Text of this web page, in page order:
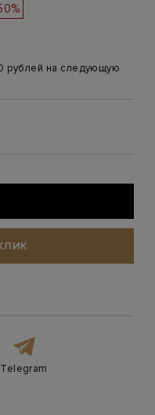
рублей на следующую
Telegram